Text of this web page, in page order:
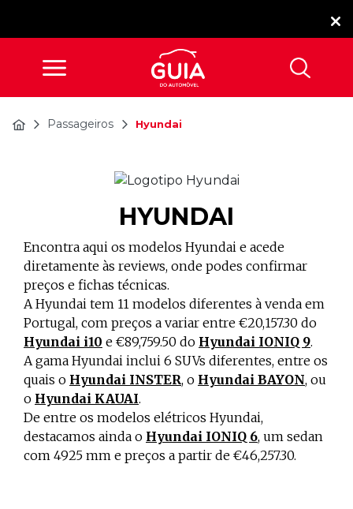
Passageiros Hyundai
HYUNDAI
Encontra aqui os modelos Hyundai e acede
diretamente às reviews, onde podes confirmar
preços e fichas técnicas.
A Hyundai tem 11 modelos diferentes à venda em
Portugal, com preços a variar entre €20,157.30 do
Hyundai i10 e €89,759.50 do Hyundai IONIQ 9.
A gama Hyundai inclui 6 SUVs diferentes, entre os
quais o Hyundai INSTER, o Hyundai BAYON, ou
o Hyundai KAUAI.
De entre os modelos elétricos Hyundai,
destacamos ainda o Hyundai IONIQ 6, um sedan
com 4925 mm e preços a partir de €46,257.30.